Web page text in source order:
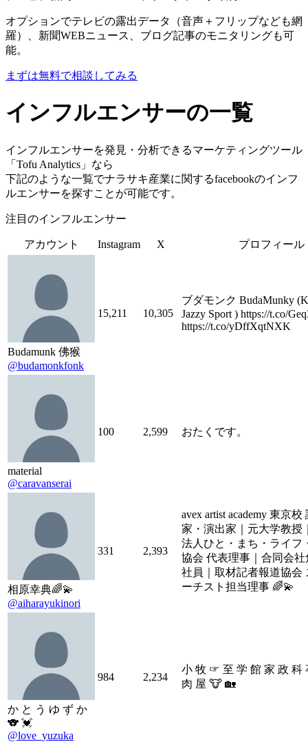
オプションでテレビの露出データ（音声＋フリップなども網
羅）、新聞WEBニュース、ブログ記事のモニタリングも可
能。
まずは無料で相談してみる
インフルエンサーの一覧
インフルエンサーを発見・分析できるマーケティングツール
「Tofu Analytics」なら
下記のような一覧でナラサキ産業に関するfacebookのインフ
ルエンサーを探すことが可能です。
注目のインフルエンサー
アカウント Instagram X プロフィール
Budamunk 佛猴
@budamonkfonk
15,211 10,305
ブダモンク BudaMunky
Jazzy Sport ) https://t.co/
https://t.co/yDffXqtNXK
material
@caravanserai
100 2,599 おたくです。
相原幸典🌈💫
@aiharayukinori
331 2,393
avex artist academy 東京
家・演出家｜元大学教授
法人ひと・まち・ライフ
協会 代表理事｜合同会社
社員｜取材記者報道協会
ーチスト担当理事 🌈💫
か と う ゆ ず か
🐨 💓
@love_yuzuka
984 2,234
小 牧 ☞ 至 学 館 家 政 科
肉 屋 🐮 🏡